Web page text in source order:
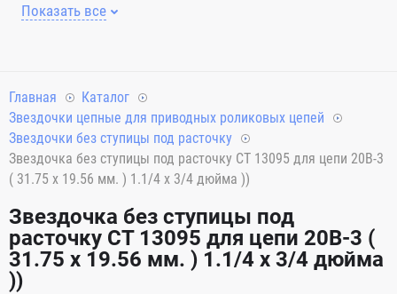
Показать все
Главная
Каталог
Звездочки цепные для приводных роликовых цепей
Звездочки без ступицы под расточку
Звездочка без ступицы под расточку CT 13095 для цепи 20B-3
( 31.75 x 19.56 мм. ) 1.1/4 x 3/4 дюйма ))
Звездочка без ступицы под
расточку CT 13095 для цепи 20B-3 (
31.75 x 19.56 мм. ) 1.1/4 x 3/4 дюйма
))